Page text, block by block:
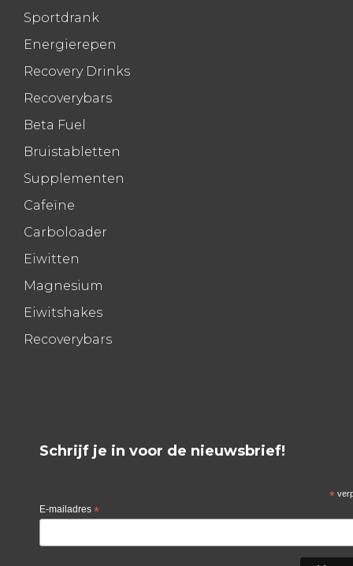
Sportdrank
Energierepen
Recovery Drinks
Recoverybars
Beta Fuel
Bruistabletten
Supplementen
Cafeïne
Carboloader
Eiwitten
Magnesium
Eiwitshakes
Recoverybars
Schrijf je in voor de nieuwsbrief!
*
E-mailadres *